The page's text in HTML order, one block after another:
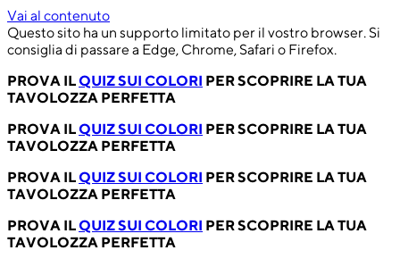
Vai al contenuto
Questo sito ha un supporto limitato per il vostro browser. Si
consiglia di passare a Edge, Chrome, Safari o Firefox.
PROVA ILQUIZ SUI COLORI PER SCOPRIRE LA TUA
TAVOLOZZA PERFETTA
PROVA ILQUIZ SUI COLORI PER SCOPRIRE LA TUA
TAVOLOZZA PERFETTA
PROVA ILQUIZ SUI COLORI PER SCOPRIRE LA TUA
TAVOLOZZA PERFETTA
PROVA ILQUIZ SUI COLORI PER SCOPRIRE LA TUA
TAVOLOZZA PERFETTA